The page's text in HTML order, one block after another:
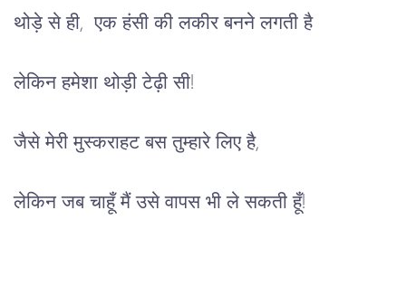
थोड़े से ही, एक हंसी की लकीर बनने लगती है
लेकिन हमेशा थोड़ी टेढ़ी सी!
जैसे मेरी मुस्कराहट बस तुम्हारे लिए है,
लेकिन जब चाहूँ मैं उसे वापस भी ले सकती हूँ!